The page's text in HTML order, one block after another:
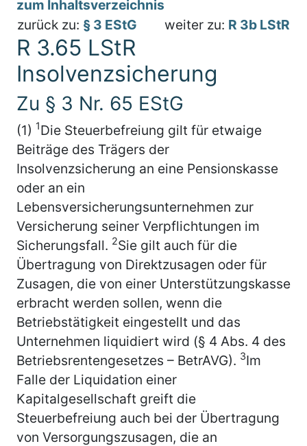
zum Inhaltsverzeichnis
zurück zu: § 3 EStG weiter zu: R 3b LStR
R 3.65 LStR
Insolvenzsicherung
Zu § 3 Nr. 65 EStG
(1) 1Die Steuerbefreiung gilt für etwaige
Beiträge des Trägers der
Insolvenzsicherung an eine Pensionskasse
oder an ein
Lebensversicherungsunternehmen zur
Versicherung seiner Verpflichtungen im
Sicherungsfall. 2Sie gilt auch für die
Übertragung von Direktzusagen oder für
Zusagen, die von einer Unterstützungskasse
erbracht werden sollen, wenn die
Betriebstätigkeit eingestellt und das
Unternehmen liquidiert wird (§ 4 Abs. 4 des
Betriebsrentengesetzes – BetrAVG). 3Im
Falle der Liquidation einer
Kapitalgesellschaft greift die
Steuerbefreiung auch bei der Übertragung
von Versorgungszusagen, die an